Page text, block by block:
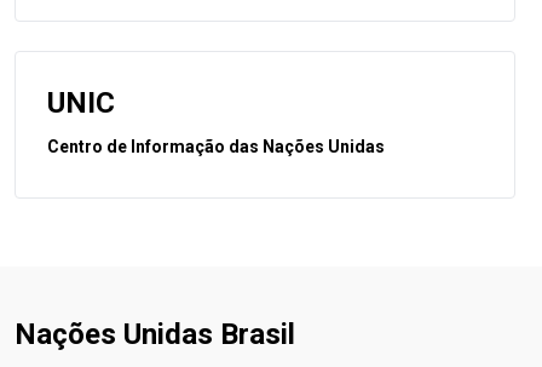
UNIC
Centro de Informação das Nações Unidas
Nações Unidas Brasil